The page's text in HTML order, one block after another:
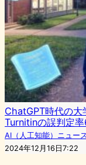
ChatGPT時代の大
Turnitinの誤判定
AI（人工知能）ニュース
2024年12月16日7:22